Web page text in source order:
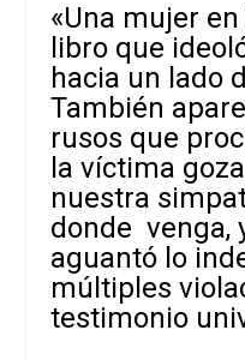
«Una mujer
libro que
hacia un lado
También
rusos que
la víctima
nuestra
donde venga,
aguantó lo
múltiples
testimonio